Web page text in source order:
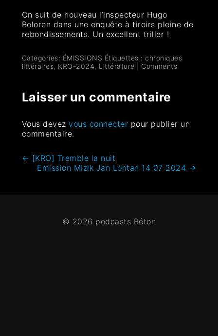
On suit de nouveau l’inspecteur Hugo
Boloren dans une enquête à tiroirs pleine de
rebondissements. Un excellent triller !
Categories: ÉMISSIONS Étiquettes :chroniques
littéraires, KRO-2024, Littérature Comments
Laisser un commentaire
Vous devezvous connecter pour publier un
commentaire.
← [KRO] Tremble la nuit
Emission Mizik Jan Lontan 14 07 2024 →
© 2026 podcasts Béton